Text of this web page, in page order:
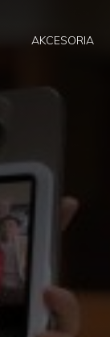
AKCESORIA